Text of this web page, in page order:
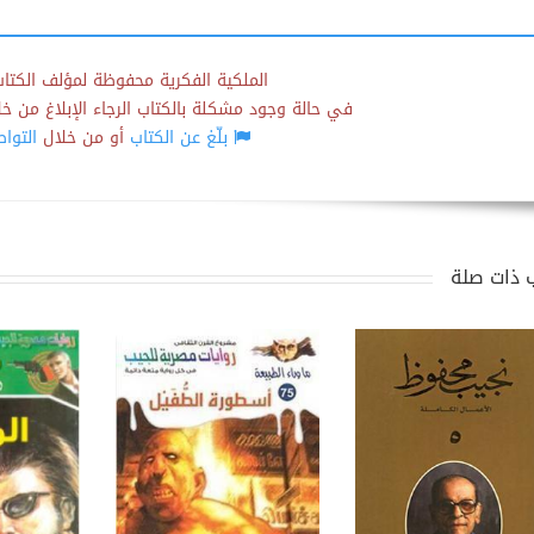
الملكية الفكرية محفوظة لمؤلف
في حالة وجود مشكلة بالكتاب الرجاء الإبلاغ من
بلّغ عن الكتابأو من خلال
ذات صلة